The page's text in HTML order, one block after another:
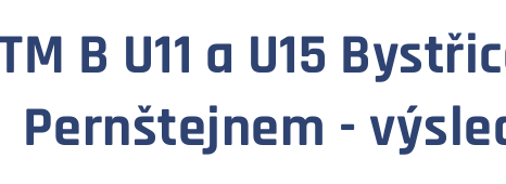
B U11 a U15
Pernštejnem -